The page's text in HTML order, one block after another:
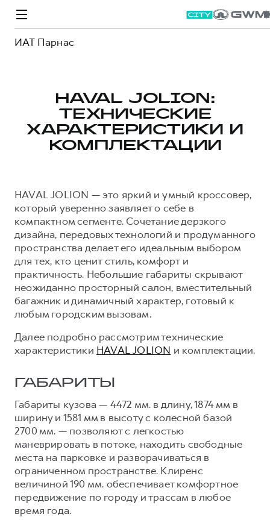
ИАТ Парнас
Модели
от 2 049 000 ₽
JOLION
от 2 049 000 ₽
DARGO DARGO X
от 2 899 000 ₽ от 3 599 000 ₽
Покупателям
Автомобили в наличии
Конфигуратор HAVAL
Аксессуары HAVAL
Каталоги и прайс-листы
Программа «HAVAL Защита+»
Тест-драйв
Трейд-ин
КРЕДИТ И СТРАХОВАНИЕ
Страхование
Кредит
КОРПОРАТИВНЫМ КЛИЕНТАМ
Для малого бизнеса
Корпоративным клиентам
Крупным корпоративным клиентам
Владельцам
Все о сервисе
Запись на сервис
Моторное масло
Стоимость ТО
СЕРВИСНОЕ ОБСЛУЖИВАНИЕ
Нулевое ТО
Регламенты технического обслуживания
ПОДДЕРЖКА
GWM Безопасность
Гарантия HAVAL
Мобильное приложение GWM
Программа «HAVAL Защита+»
Руководства по эксплуатации
Спецпредложения
Покупателям
Владельцам
О дилере
О бренде
Новости
О GWM
ИНФОРМАЦИЯ О ДИЛЕРЕ
О дилере
Наша команда
HAVAL JOLION:
ТЕХНИЧЕСКИЕ
ХАРАКТЕРИСТИКИ И
КОМПЛЕКТАЦИИ
HAVAL JOLION — это яркий и умный кроссовер,
который уверенно заявляет о себе в
компактном сегменте. Сочетание дерзкого
дизайна, передовых технологий и продуманного
пространства делает его идеальным выбором
для тех, кто ценит стиль, комфорт и
практичность. Небольшие габариты скрывают
неожиданно просторный салон, вместительный
багажник и динамичный характер, готовый к
любым городским вызовам.
Далее подробно рассмотрим технические
характеристики HAVAL JOLION и комплектации.
ГАБАРИТЫ
Габариты кузова — 4472 мм. в длину, 1874 мм в
ширину и 1581 мм в высоту с колесной базой
2700 мм. — позволяют с легкостью
маневрировать в потоке, находить свободные
места на парковке и разворачиваться в
ограниченном пространстве. Клиренс
величиной 190 мм. обеспечивает комфортное
передвижение по городу и трассам в любое
время года.